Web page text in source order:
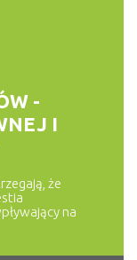
-
I
że
na
WIĘCEJ
darmowe